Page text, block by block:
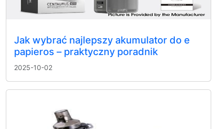
Jak wybrać najlepszy akumulator do e
papieros – praktyczny poradnik
2025-10-02